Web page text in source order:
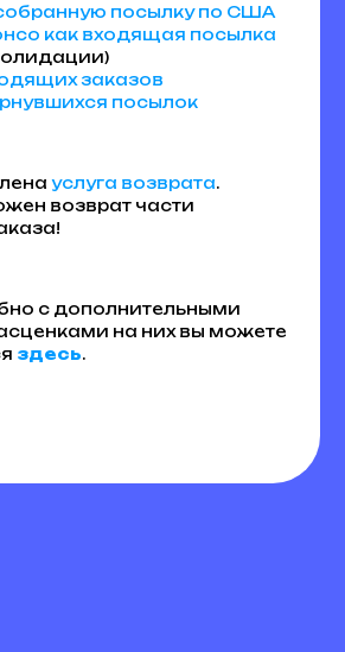
посылку по США
как входящая посылка
заказов
посылок
услуга возврата.
возврат части
с дополнительными
на них вы можете
здесь.